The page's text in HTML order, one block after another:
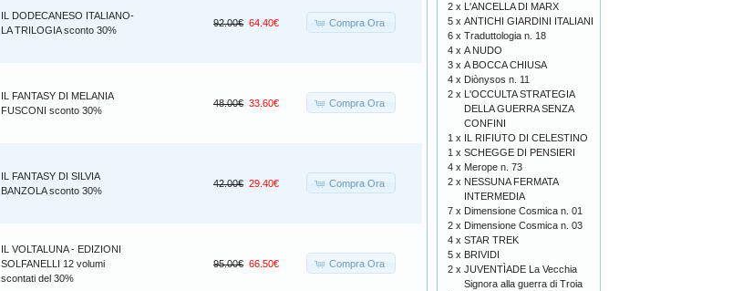
IL DODECANESO ITALIANO-
LA TRILOGIA sconto 30%
92.00€ 64.40€ Compra Ora
IL FANTASY DI MELANIA
FUSCONI sconto 30%
48.00€ 33.60€ Compra Ora
IL FANTASY DI SILVIA
BANZOLA sconto 30%
42.00€ 29.40€ Compra Ora
IL VOLTALUNA - EDIZIONI
SOLFANELLI 12 volumi
scontati del 30%
95.00€ 66.50€ Compra Ora
2 x L'ANCELLA DI MARX
5 x ANTICHI GIARDINI ITALIANI
6 x Traduttologia n. 18
4 x A NUDO
3 x A BOCCA CHIUSA
4 x Diònysos n. 11
2 x L'OCCULTA STRATEGIA
DELLA GUERRA SENZA
CONFINI
1 x IL RIFIUTO DI CELESTINO
1 x SCHEGGE DI PENSIERI
4 x Merope n. 73
2 x NESSUNA FERMATA
INTERMEDIA
7 x Dimensione Cosmica n. 01
2 x Dimensione Cosmica n. 03
4 x STAR TREK
5 x BRIVIDI
2 x JUVENTÌADE La Vecchia
Signora alla guerra di Troia